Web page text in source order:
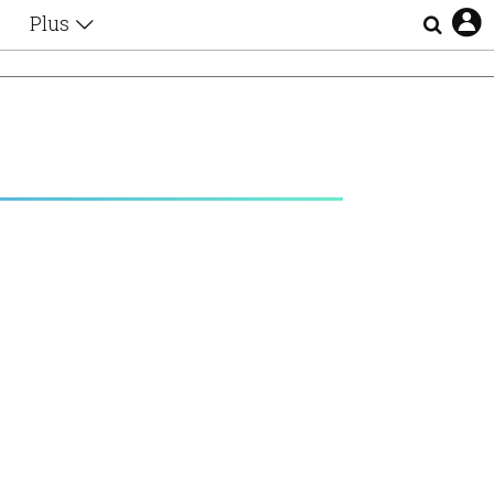
Plus